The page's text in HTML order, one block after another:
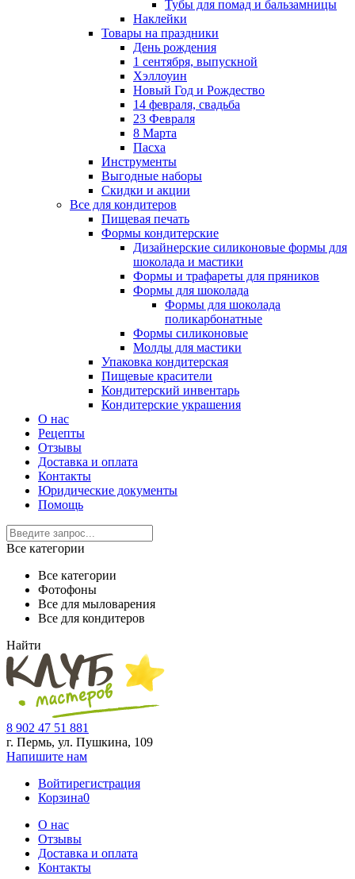
Тубы для помад и бальзамницы
Наклейки
Товары на праздники
День рождения
1 сентября, выпускной
Хэллоуин
Новый Год и Рождество
14 февраля, свадьба
23 Февраля
8 Марта
Пасха
Инструменты
Выгодные наборы
Скидки и акции
Все для кондитеров
Пищевая печать
Формы кондитерские
Дизайнерские силиконовые формы для
шоколада и мастики
Формы и трафареты для пряников
Формы для шоколада
Формы для шоколада
поликарбонатные
Формы силиконовые
Молды для мастики
Упаковка кондитерская
Пищевые красители
Кондитерский инвентарь
Кондитерские украшения
О нас
Рецепты
Отзывы
Доставка и оплата
Контакты
Юридические документы
Помощь
Все категории
Все категории
Фотофоны
Все для мыловарения
Все для кондитеров
Найти
8 902 47 51 881
г. Пермь, ул. Пушкина, 109
Напишите нам
Войтирегистрация
Корзина0
О нас
Отзывы
Доставка и оплата
Контакты